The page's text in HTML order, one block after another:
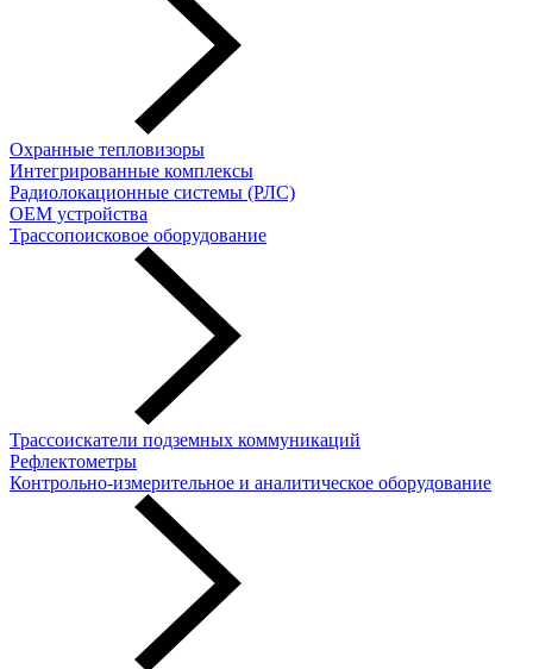
Охранные тепловизоры
Интегрированные комплексы
Радиолокационные системы (РЛС)
OEM устройства
Трассопоисковое оборудование
Трассоискатели подземных коммуникаций
Рефлектометры
Контрольно-измерительное и аналитическое оборудование